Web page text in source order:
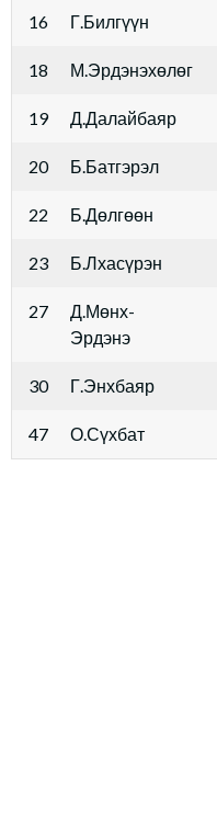
16 Г.Билгүүн
18 М.Эрдэнэхөлөг
19 Д.Далайбаяр
20 Б.Батгэрэл
22 Б.Дөлгөөн
23 Б.Лхасүрэн
27
Д.Мөнх-
Эрдэнэ
30 Г.Энхбаяр
47 О.Сүхбат